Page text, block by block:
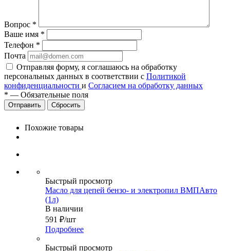
Вопрос *
Ваше имя *
Телефон *
Почта
Отправляя форму, я соглашаюсь на обработку
персональных данных в соответствии с Политикой
конфиденциальности и Согласием на обработку данных
* — Обязательные поля
Сбросить
Похожие товары
Быстрый просмотр
Масло для цепей бензо- и электропил ВМПАвто
(1л)
В наличии
591 ₽/шт
Подробнее
Быстрый просмотр